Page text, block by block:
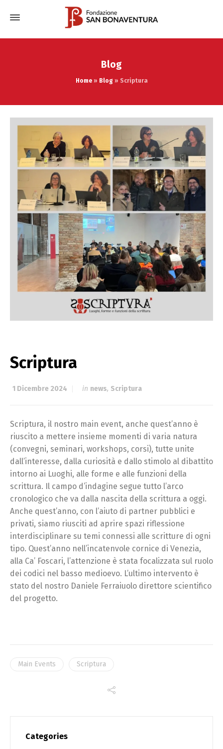
Blog
Home» Blog» Scriptura
Scriptura
1 Dicembre 2024 in news, Scriptura
Scriptura, il nostro main event, anche quest’anno è
riuscito a mettere insieme momenti di varia natura
(convegni, seminari, workshops, corsi), tutte unite
dall’interesse, dalla curiosità e dallo stimolo al dibattito
intorno ai Luoghi, alle forme e alle funzioni della
scrittura. Il campo d’indagine segue tutto l’arco
cronologico che va dalla nascita della scrittura a oggi.
Anche quest’anno, con l’aiuto di partner pubblici e
privati, siamo riusciti ad aprire spazi riflessione
interdisciplinare su temi connessi alle scritture di ogni
tipo. Quest’anno nell’incatenvole cornice di Venezia,
alla Ca’ Foscari, l’attenzione è stata focalizzata sul ruolo
dei codici nel basso medioevo. L’ultimo intervento è
stato del nostro Daniele Ferraiuolo direttore scientifico
del progetto.
Main Events Scriptura
Categories